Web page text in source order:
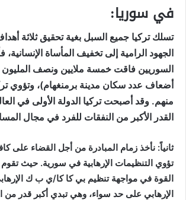
في سوريا:
تسلك تركيا جميع السبل بغية تحقيق ثلاثة
الجهود الرامية إلى تخفيف المأساة الإنسانية،
السوريين فاقت خمسة ملايين ونصف
أضعاف عدد سكان مدينة برمنغهام)، وتؤوي
منهم. وقد أصبحت تركيا الدولة الأولى في
القدر الأكبر من النفقات للفرد في مجال
ثانياً: نأخذ زمام المبادرة من أجل القضاء على
تؤوي التنظيمات الإرهابية في سورية. حيث تقوم
القوة في مواجهة تنظيم بي كا كا/ي ب ك
الإرهابي على حد سواء، وهي تبدي أكبر قدر من